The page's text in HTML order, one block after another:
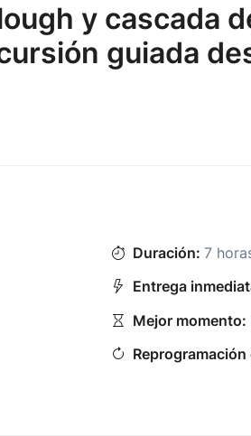
y cascada
guiada
Duración: 7
Entrega
Mejor momento: